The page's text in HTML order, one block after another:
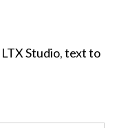
LTX Studio,text to